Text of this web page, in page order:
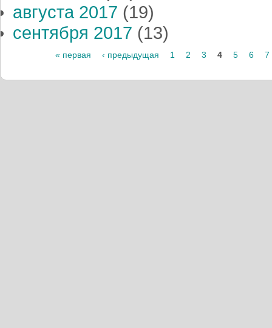
августа 2017 (19)
сентября 2017 (13)
« первая ‹ предыдущая 1 2 3 4 5 6 7